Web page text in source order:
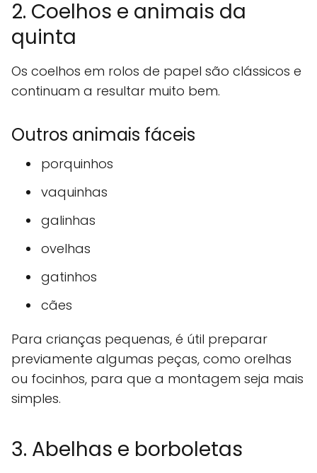
2. Coelhos e animais da
quinta
Os coelhos em rolos de papel são clássicos e
continuam a resultar muito bem.
Outros animais fáceis
porquinhos
vaquinhas
galinhas
ovelhas
gatinhos
cães
Para crianças pequenas, é útil preparar
previamente algumas peças, como orelhas
ou focinhos, para que a montagem seja mais
simples.
3. Abelhas e borboletas